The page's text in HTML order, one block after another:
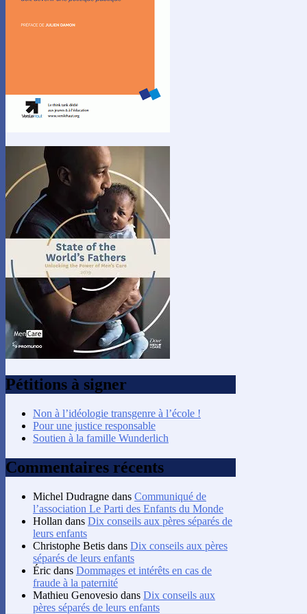
Pétitions à signer
Non à l’idéologie transgenre à l’école !
Pour une justice responsable
Soutien à la famille Wunderlich
Commentaires récents
Michel Dudragne dans Communiqué de
l’association Le Parti des Enfants du Monde
Hollan dans Dix conseils aux pères séparés de
leurs enfants
Christophe Betis dans Dix conseils aux pères
séparés de leurs enfants
Éric dans Dommages et intérêts en cas de
fraude à la paternité
Mathieu Genovesio dans Dix conseils aux
pères séparés de leurs enfants